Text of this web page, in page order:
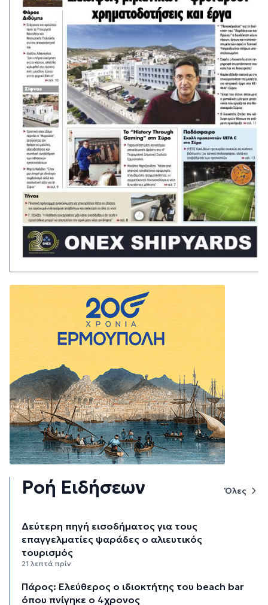
Ροή Ειδήσεων Όλες
Δεύτερη πηγή εισοδήματος για τους
επαγγελματίες ψαράδες ο αλιευτικός
τουρισμός
21 λεπτά πρίν
Πάρος: Ελεύθερος ο ιδιοκτήτης του beach bar
όπου πνίγηκε ο 4χρονος